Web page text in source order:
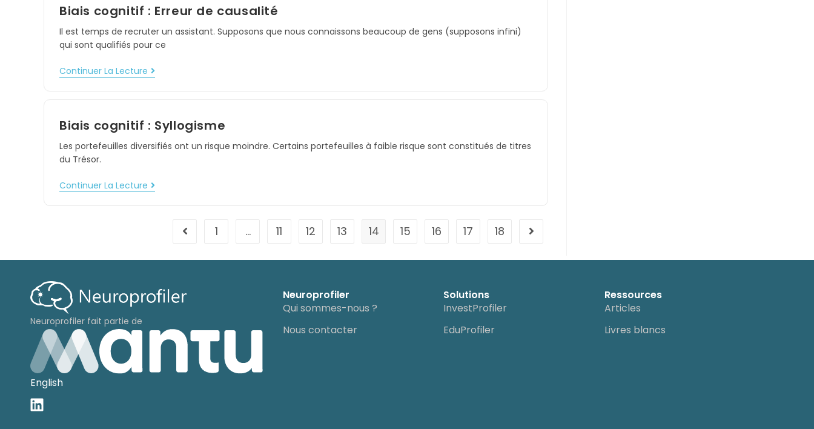
Biais cognitif : Erreur de causalité
Il est temps de recruter un assistant. Supposons que nous connaissons beaucoup de gens (supposons infini)
qui sont qualifiés pour ce
Continuer La Lecture
Biais cognitif : Syllogisme
Les portefeuilles diversifiés ont un risque moindre. Certains portefeuilles à faible risque sont constitués de titres
du Trésor.
Continuer La Lecture
1 … 11 12 13 14 15 16 17 18
Neuroprofiler fait partie de
English
Neuroprofiler
Qui sommes-nous ?
Nous contacter
Solutions
InvestProfiler
EduProfiler
Ressources
Articles
Livres blancs